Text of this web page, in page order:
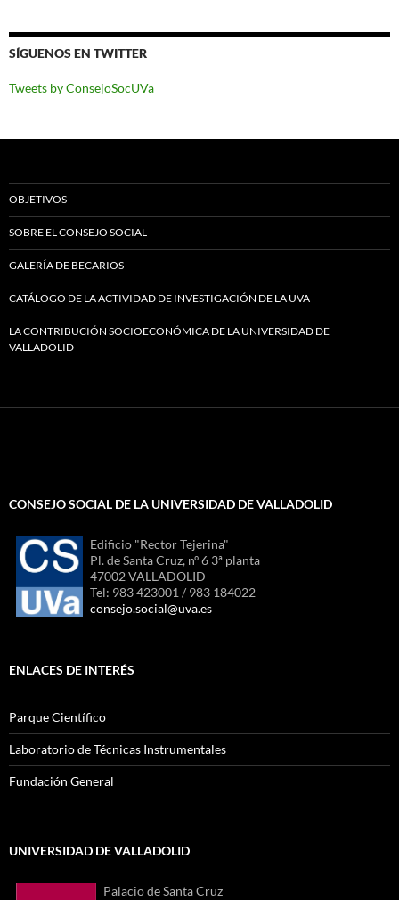
SÍGUENOS EN TWITTER
Tweets by ConsejoSocUVa
OBJETIVOS
SOBRE EL CONSEJO SOCIAL
GALERÍA DE BECARIOS
CATÁLOGO DE LA ACTIVIDAD DE INVESTIGACIÓN DE LA UVA
LA CONTRIBUCIÓN SOCIOECONÓMICA DE LA UNIVERSIDAD DE
VALLADOLID
CONSEJO SOCIAL DE LA UNIVERSIDAD DE VALLADOLID
Edificio "Rector Tejerina"
Pl. de Santa Cruz, nº 6 3ª planta
47002 VALLADOLID
Tel: 983 423001 / 983 184022
consejo.social@uva.es
ENLACES DE INTERÉS
Parque Científico
Laboratorio de Técnicas Instrumentales
Fundación General
UNIVERSIDAD DE VALLADOLID
Palacio de Santa Cruz